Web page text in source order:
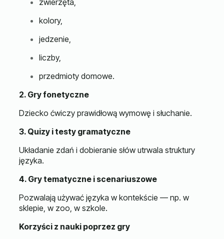
kolory,
jedzenie,
liczby,
przedmioty domowe.
2. Gry fonetyczne
Dziecko ćwiczy prawidłową wymowę i słuchanie.
3. Quizy i testy gramatyczne
Układanie zdań i dobieranie słów utrwala struktury
języka.
4. Gry tematyczne i scenariuszowe
Pozwalają używać języka w kontekście — np. w
sklepie, w zoo, w szkole.
Korzyści z nauki poprzez gry